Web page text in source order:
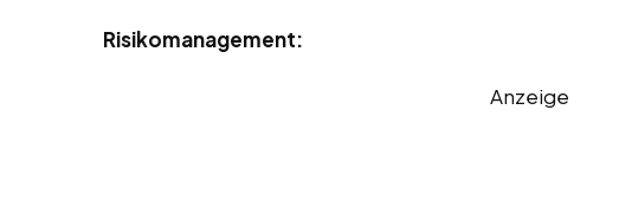
Risikomanagement:
Anzeige